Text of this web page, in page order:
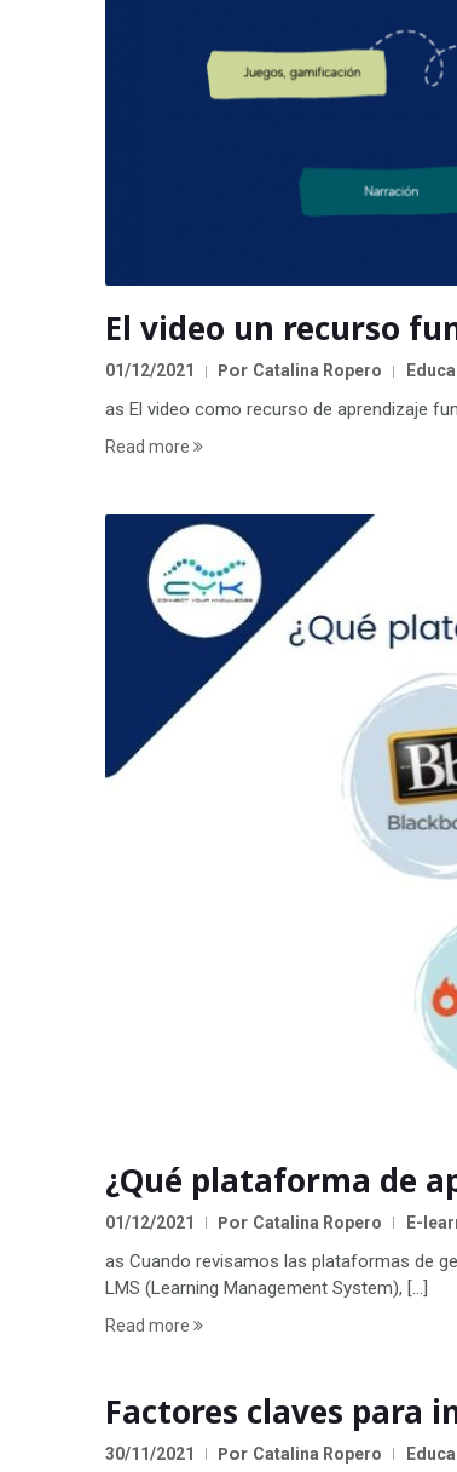
El video un recurso
01/12/2021 Por Catalina Ropero
as El video como recurso de aprendizaje
Read more
¿Qué plataforma de
01/12/2021 Por Catalina Ropero E-
as Cuando revisamos las plataformas de
LMS (Learning Management System), […]
Read more
Factores claves para
30/11/2021 Por Catalina Ropero